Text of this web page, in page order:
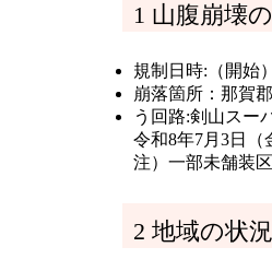
1 山腹崩壊
規制日時:（開始
崩落箇所：那賀
う回路:剣山スー
令和8年7月3日（
注）一部未舗装
2 地域の状況